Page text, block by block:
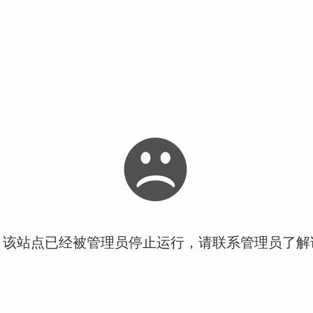
站点已经被管理员停止运行，请联系管理员了